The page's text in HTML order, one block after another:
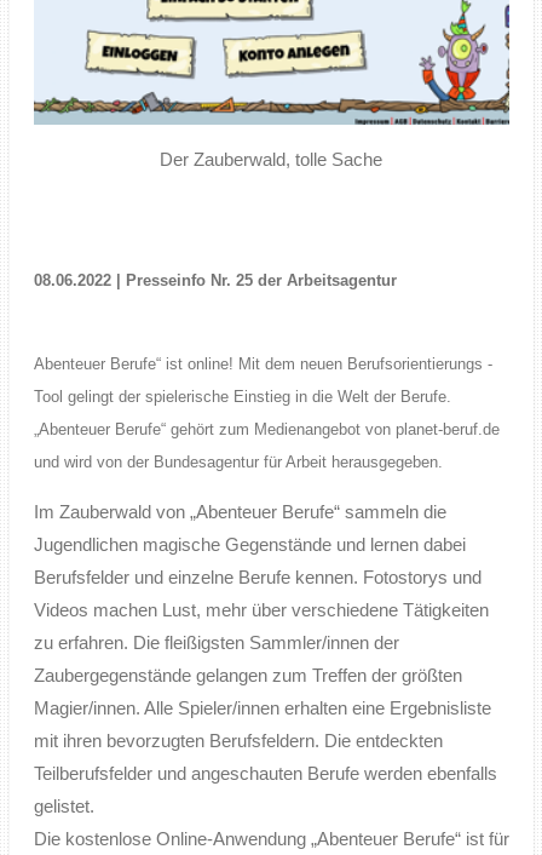
Der Zauberwald, tolle Sache
08.06.2022 | Presseinfo Nr. 25 der Arbeitsagentur
Abenteuer Berufe“ ist online! Mit dem neuen Berufsorientierungs -
Tool gelingt der spielerische Einstieg in die Welt der Berufe.
„Abenteuer Berufe“ gehört zum Medienangebot von planet-beruf.de
und wird von der Bundesagentur für Arbeit herausgegeben.
Im Zauberwald von „Abenteuer Berufe“ sammeln die
Jugendlichen magische Gegenstände und lernen dabei
Berufsfelder und einzelne Berufe kennen. Fotostorys und
Videos machen Lust, mehr über verschiedene Tätigkeiten
zu erfahren. Die fleißigsten Sammler/innen der
Zaubergegenstände gelangen zum Treffen der größten
Magier/innen. Alle Spieler/innen erhalten eine Ergebnisliste
mit ihren bevorzugten Berufsfeldern. Die entdeckten
Teilberufsfelder und angeschauten Berufe werden ebenfalls
gelistet.
Die kostenlose Online-Anwendung „Abenteuer Berufe“ ist für